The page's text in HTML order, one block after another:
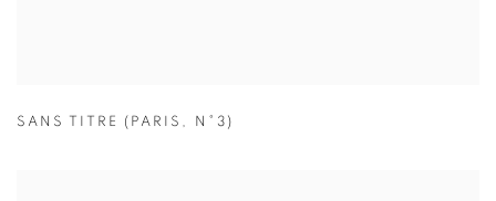
SANS TITRE (PARIS , N°3)